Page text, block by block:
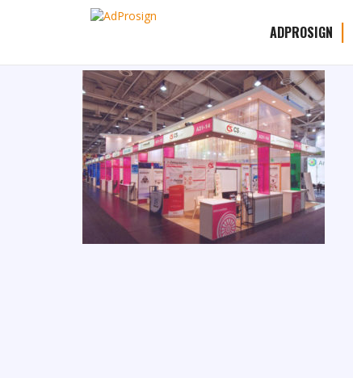
ADPROSIGN
beurs1